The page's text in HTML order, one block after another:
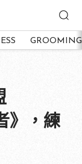
GROOMING
》，練